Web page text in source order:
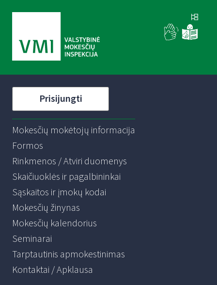
Prisijungti
Mokesčių mokėtojų informacija
Formos
Rinkmenos / Atviri duomenys
Skaičiuoklės ir pagalbininkai
Sąskaitos ir įmokų kodai
Mokesčių žinynas
Mokesčių kalendorius
Seminarai
Tarptautinis apmokestinimas
Kontaktai / Apklausa